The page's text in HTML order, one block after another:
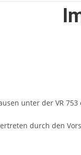
unter der VR
durch den